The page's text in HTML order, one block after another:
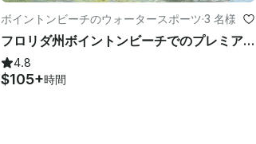
ボイントンビーチのウォータースポーツ·3 名様
フロリダ州ボイントンビーチでのプレミアム2022ヤマハFXジェットスキーレンタル
4.8
$105+時間